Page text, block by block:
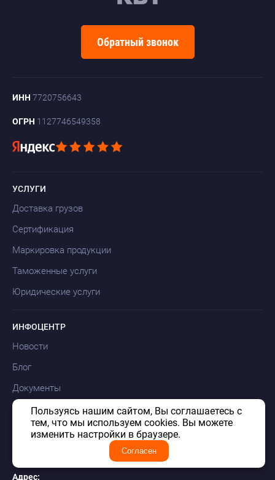
Пользуясь нашим сайтом, Вы соглашаетесь с
тем, что мы используем cookies. Вы можете
изменить настройки в браузере.
Согласен
Обратный звонок
ИНН 7720756643
ОГРН 1127746549358
УСЛУГИ
Доставка грузов
Сертификация
Маркировка продукции
Таможенные услуги
Юридические услуги
ИНФОЦЕНТР
Новости
Блог
Документы
Карта сайта
Адрес: